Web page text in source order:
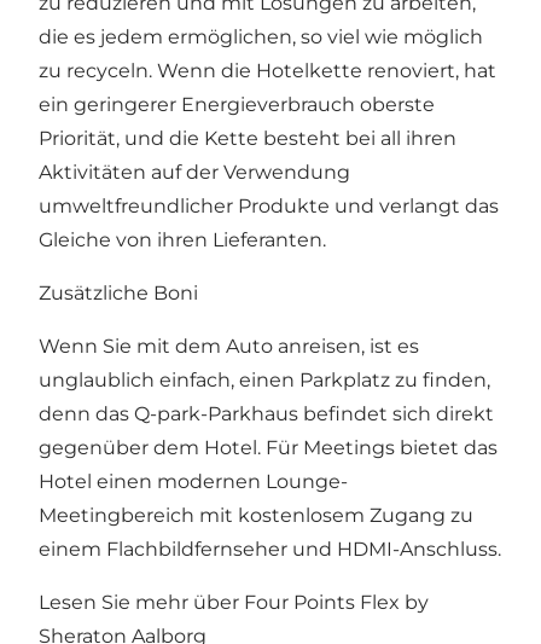
die es jedem ermöglichen, so viel wie möglich
zu recyceln. Wenn die Hotelkette renoviert, hat
ein geringerer Energieverbrauch oberste
Priorität, und die Kette besteht bei all ihren
Aktivitäten auf der Verwendung
umweltfreundlicher Produkte und verlangt das
Gleiche von ihren Lieferanten.
Zusätzliche Boni
Wenn Sie mit dem Auto anreisen, ist es
unglaublich einfach, einen Parkplatz zu finden,
denn das Q-park-Parkhaus befindet sich direkt
gegenüber dem Hotel. Für Meetings bietet das
Hotel einen modernen Lounge-
Meetingbereich mit kostenlosem Zugang zu
einem Flachbildfernseher und HDMI-Anschluss.
Lesen Sie mehr über Four Points Flex by
Sheraton Aalborg